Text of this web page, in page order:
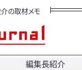
の取材メモ
編集長紹介